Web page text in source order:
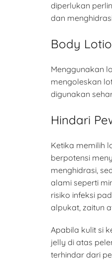
diperlukan
dan
Body
Menggunakan
mengoleskan
digunakan
Hindari
Ketika memilih
berpotensi
menghidrasi,
alami seperti
risiko infeksi
alpukat, zaitun
Apabila kulit si
jelly di atas
terhindar dari